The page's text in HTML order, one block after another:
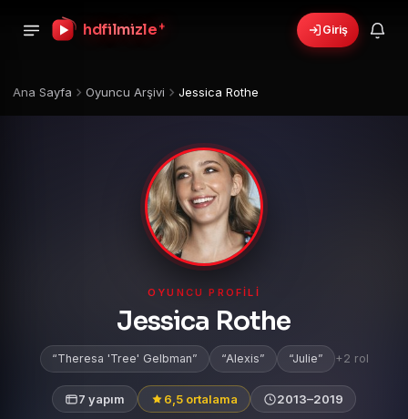
hdfilmizle + Giriş
Ana Sayfa Oyuncu Arşivi Jessica Rothe
OYUNCU PROFILI
Jessica Rothe
Theresa 'Tree' Gelbman Alexis Julie +2 rol
7 yapım 6,5 ortalama 2013–2019